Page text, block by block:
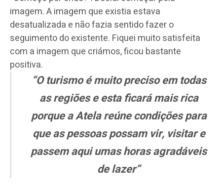
imagem. A imagem que existia estava
desatualizada e não fazia sentido fazer o
seguimento do existente. Fiquei muito satisfeita
com a imagem que criámos, ficou bastante
positiva.
“O turismo é muito preciso em todas
as regiões e esta ficará mais rica
porque a Atela reúne condições para
que as pessoas possam vir, visitar e
passem aqui umas horas agradáveis
de lazer”